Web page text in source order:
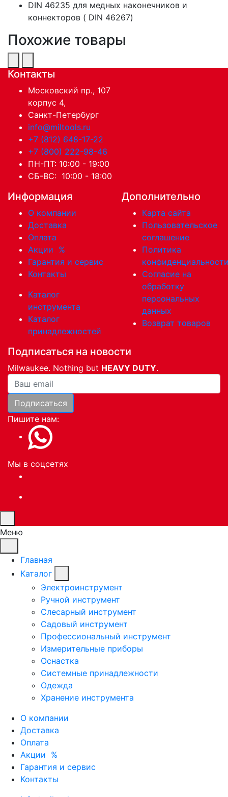
DIN 46235 для медных наконечников и
коннекторов ( DIN 46267)
Похожие товары
Контакты
Московский пр., 107
корпус 4,
Санкт-Петербург
info@miltools.ru
+7 (812) 648-17-22
+7 (800) 222-98-46
ПН-ПТ: 10:00 - 19:00
СБ-ВС: 10:00 - 18:00
Информация
О компании
Доставка
Оплата
Акции %
Гарантия и сервис
Контакты
Каталог
инструмента
Каталог
принадлежностей
Дополнительно
Карта сайта
Пользовательское
соглашение
Политика
Согласие на
обработку
персональных
данных
Возврат товаров
Подписаться на новости
Milwaukee. Nothing but HEAVY DUTY.
Ваша почта
Подписаться
Пишите нам:
Мы в соцсетях
Меню
Главная
Каталог
Электроинструмент
Ручной инструмент
Слесарный инструмент
Садовый инструмент
Профессиональный инструмент
Измерительные приборы
Оснастка
Системные принадлежности
Одежда
Хранение инструмента
О компании
Доставка
Оплата
Акции %
Гарантия и сервис
Контакты